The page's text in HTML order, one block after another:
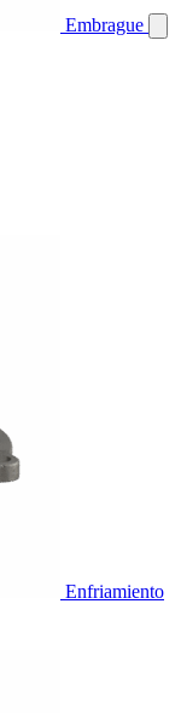
Embrague
Enfriamiento